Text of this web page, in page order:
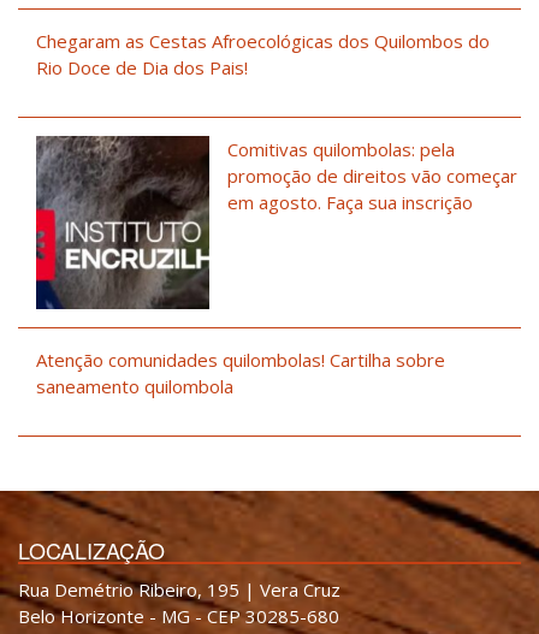
Chegaram as Cestas Afroecológicas dos Quilombos do
Rio Doce de Dia dos Pais!
Comitivas quilombolas: pela
promoção de direitos vão começar
em agosto. Faça sua inscrição
Atenção comunidades quilombolas! Cartilha sobre
saneamento quilombola
LOCALIZAÇÃO
Rua Demétrio Ribeiro, 195 | Vera Cruz
Belo Horizonte - MG - CEP 30285-680